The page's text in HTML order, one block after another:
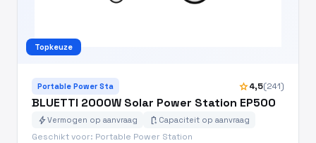
Topkeuze
Portable Power Sta star4,5(241)
BLUETTI 2000W Solar Power Station EP500
boltVermogen op aanvraag battery_charging_full Capaciteit op aanvraag
Geschikt voor: Portable Power Station